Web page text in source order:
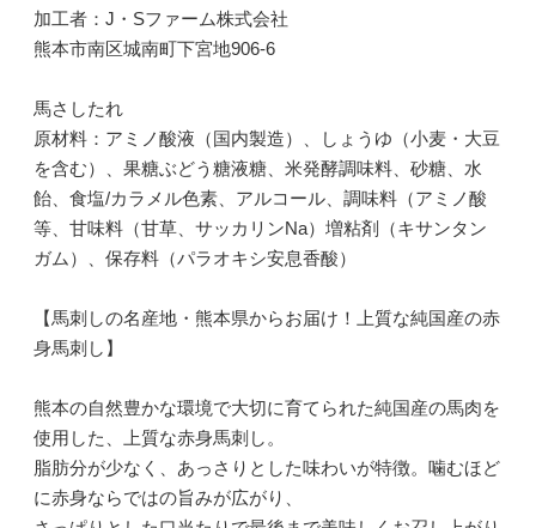
加工者：J・Sファーム株式会社
熊本市南区城南町下宮地906-6
馬さしたれ
原材料：アミノ酸液（国内製造）、しょうゆ（小麦・大豆
を含む）、果糖ぶどう糖液糖、米発酵調味料、砂糖、水
飴、食塩/カラメル色素、アルコール、調味料（アミノ酸
等、甘味料（甘草、サッカリンNa）増粘剤（キサンタン
ガム）、保存料（パラオキシ安息香酸）
【馬刺しの名産地・熊本県からお届け！上質な純国産の赤
身馬刺し】
熊本の自然豊かな環境で大切に育てられた純国産の馬肉を
使用した、上質な赤身馬刺し。
脂肪分が少なく、あっさりとした味わいが特徴。噛むほど
に赤身ならではの旨みが広がり、